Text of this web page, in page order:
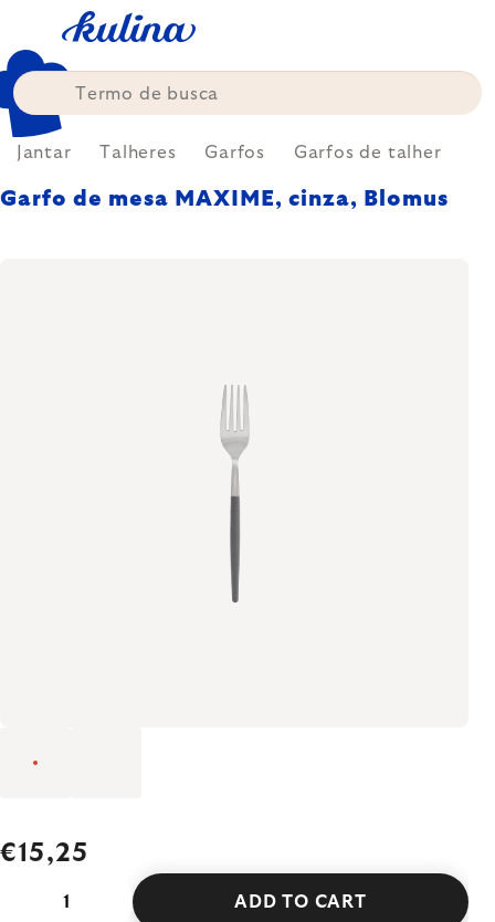
content
Jantar Talheres Garfos Garfos de talher
Garfo de mesa MAXIME, cinza, Blomus
€15,25
ADD TO CART